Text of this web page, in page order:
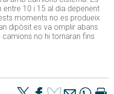
entre 10 i 15 al dia depenent
moments no es produeix
dipòsit es va omplir abans
no hi tornaran fins